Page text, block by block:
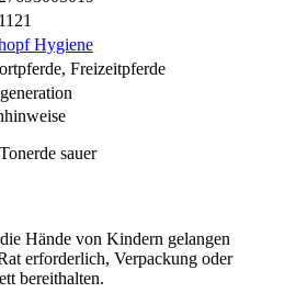
Hygiene
Freizeitpferde
sauer
Hände von Kindern gelangen
erforderlich, Verpackung oder
bereithalten.